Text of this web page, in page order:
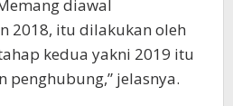
diawal
2018, itu dilakukan oleh
kedua yakni 2019 itu
penghubung,” jelasnya.